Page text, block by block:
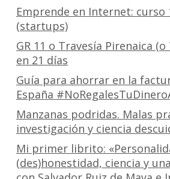
Emprende en Internet: curso
(startups)
GR 11 o Travesía Pirenaica
en 21 días
Guía para ahorrar en la
España
Manzanas podridas. Malas
investigación y ciencia
Mi primer librito:
(des)honestidad, ciencia y